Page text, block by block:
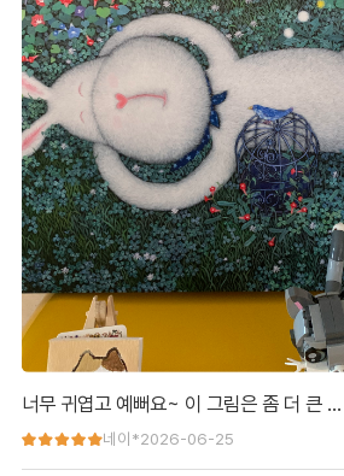
너무 귀엽고 예뻐요~ 이 그림은 좀 더 큰 …
너무 귀엽고 예뻐요~ 이 그림은 좀 더 큰
네이*2026-06-25